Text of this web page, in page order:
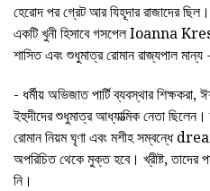
হেরোদ পর গ্রেট আর যিহূদার রাজাদের
একটি খুনী হিসাবে গসপেল Ioanna
শাসিত এবং শুধুমাত্র রোমান রাজ্যপাল মান্য
- ধর্মীয় অভিজাত পার্টি ব্যবস্থার শিক্ষকরা,
ইহুদীদের শুধুমাত্র আধ্যাত্মিক নেতা
রোমান নিয়ম ঘৃণা এবং মশীহ সম্বন্ধে
অপরিচিত থেকে মুক্ত হবে। খ্রীষ্ট, তাদের
নি।